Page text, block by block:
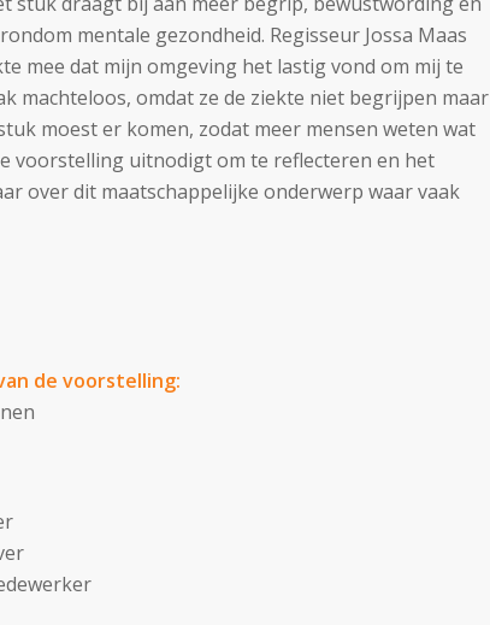
mentale gezondheid. Regisseur Jossa Maas
mee dat mijn omgeving het lastig vond om mij te
machteloos, omdat ze de ziekte niet begrijpen maar
moest er komen, zodat meer mensen weten wat
voorstelling uitnodigt om te reflecteren en het
over dit maatschappelijke onderwerp waar vaak
de voorstelling: